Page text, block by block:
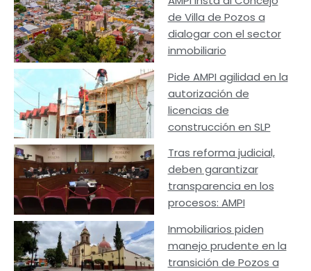
de Villa de Pozos a
dialogar con el sector
inmobiliario
Pide AMPI agilidad en la
autorización de
licencias de
construcción en SLP
Tras reforma judicial,
deben garantizar
transparencia en los
procesos: AMPI
Inmobiliarios piden
manejo prudente en la
transición de Pozos a